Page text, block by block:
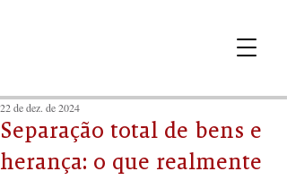
Separação total de bens e
herança: o que realmente
22 de dez. de 2024